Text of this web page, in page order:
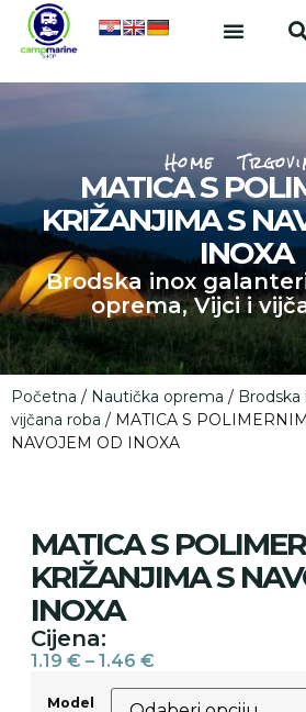
Home
MATICA S
KRIŽANJIMA S
INOXA
Brodska inox
oprema,Vijci i
Početna / Nautička oprema / Brodska
vijčana roba / MATICA S
NAVOJEM OD INOXA
MATICA S
KRIŽANJIMA S
INOXA
Cijena:
1.19 € – 1.46 €
Model